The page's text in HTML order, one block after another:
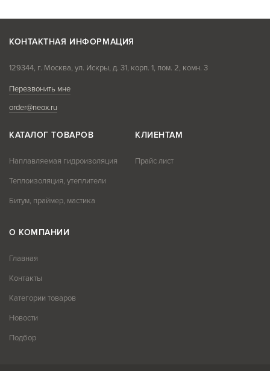
КОНТАКТНАЯ ИНФОРМАЦИЯ
129344, г. Москва, ул. Искры, д. 31, корп. 1, пом. 2, комн. 3
Перезвонить мне
order@neox.ru
КАТАЛОГ ТОВАРОВ
Наплавляемая гидроизоляция
Теплоизоляция, утеплители
Битум, праймер, мастика
КЛИЕНТАМ
Прайс лист
О КОМПАНИИ
Главная
Контакты
Категории товаров
Новости
Подбор